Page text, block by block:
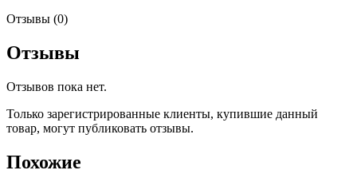
Отзывы (0)
Отзывы
Отзывов пока нет.
Только зарегистрированные клиенты, купившие данный
товар, могут публиковать отзывы.
Похожие